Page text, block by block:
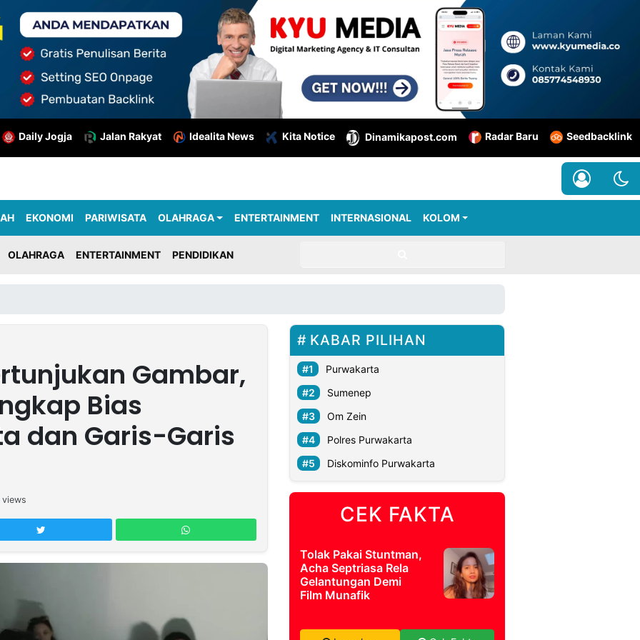
Daily Jogja Jalan Rakyat Idealita News Kita Notice Dinamikapost.com Radar Baru Seedbacklink
EKONOMI PARIWISATA OLAHRAGA ENTERTAINMENT INTERNASIONAL KOLOM
OLAHRAGA ENTERTAINMENT PENDIDIKAN
Gambar,
Bias
dan Garis-Garis
views
KABAR PILIHAN
Purwakarta
Sumenep
Om Zein
Polres Purwakarta
Diskominfo Purwakarta
CEK FAKTA
Tolak Pakai Stuntman,
Acha Septriasa Rela
Gelantungan Demi
Film Munafik